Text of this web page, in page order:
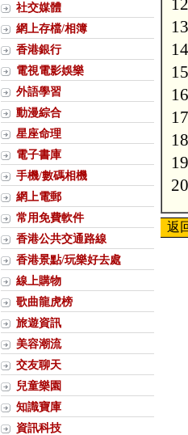
社交媒體
網上存檔/相簿
香港銀行
電視電影娛樂
外語學習
動漫綜合
星座命理
電子書庫
手機/數碼相機
網上電郵
常用免費軟件
香港公共交通路線
香港景點/玩樂好去處
線上購物
歌曲龍虎榜
旅遊資訊
美容潮流
交友聊天
兒童樂園
知識寶庫
資訊科技
返